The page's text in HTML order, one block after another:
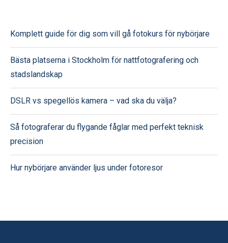
Komplett guide för dig som vill gå fotokurs för nybörjare
Bästa platserna i Stockholm för nattfotografering och
stadslandskap
DSLR vs spegellös kamera – vad ska du välja?
Så fotograferar du flygande fåglar med perfekt teknisk
precision
Hur nybörjare använder ljus under fotoresor